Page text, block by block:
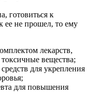
готовиться к
ее не прошел, то ему
лекарств,
вещества;
для укрепления
для повышения